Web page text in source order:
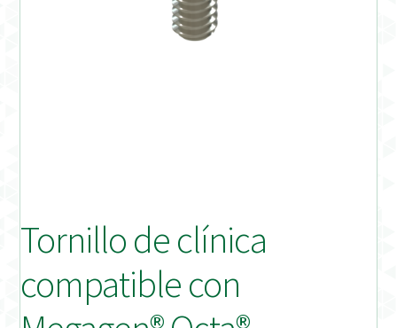
Mi cuenta
On-line Store
Tornillo de clínica
compatible con